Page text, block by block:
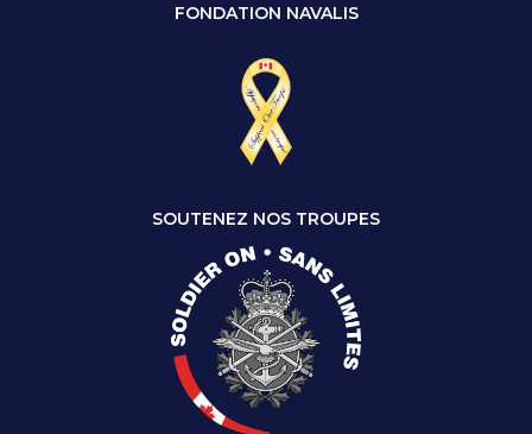
FONDATION NAVALIS
SOUTENEZ NOS TROUPES